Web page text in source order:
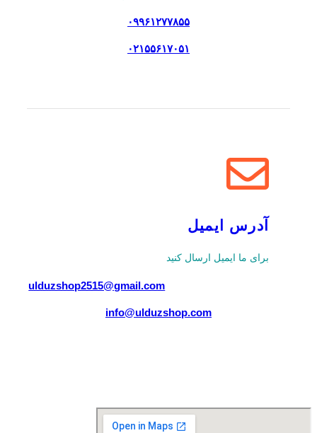
۰۹۹۶۱۲۷۷۸۵۵
۰۲۱۵۵۶۱۷۰۵۱
آدرس ایمیل
برای ما ایمیل ارسال کنید
ulduzshop2515@gmail.com
info@ulduzshop.com